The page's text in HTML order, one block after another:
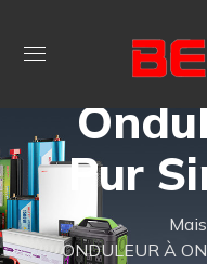
Pur
ONDULEUR À